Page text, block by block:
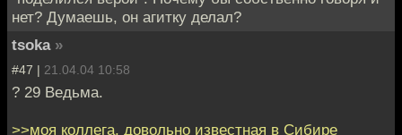
нет? Думаешь, он агитку делал?
tsoka »
#47 | 21.04.04 10:58
? 29 Ведьма.
>>моя коллега, довольно известная в Сибире